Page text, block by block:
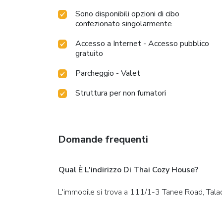
Sono disponibili opzioni di cibo
confezionato singolarmente
Accesso a Internet - Accesso pubblico
gratuito
Parcheggio - Valet
Struttura per non fumatori
Domande frequenti
Qual È L'indirizzo Di Thai Cozy House?
L'immobile si trova a 111/1-3 Tanee Road,